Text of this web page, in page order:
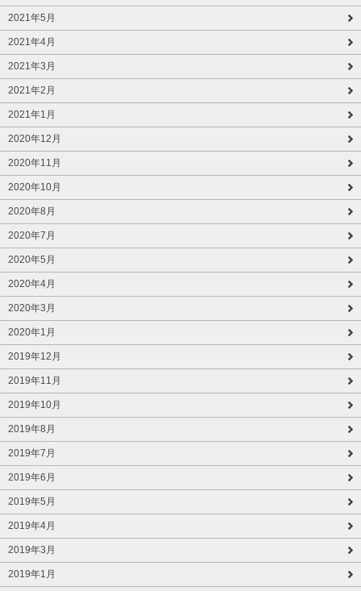
2021年5月
2021年4月
2021年3月
2021年2月
2021年1月
2020年12月
2020年11月
2020年10月
2020年8月
2020年7月
2020年5月
2020年4月
2020年3月
2020年1月
2019年12月
2019年11月
2019年10月
2019年8月
2019年7月
2019年6月
2019年5月
2019年4月
2019年3月
2019年1月